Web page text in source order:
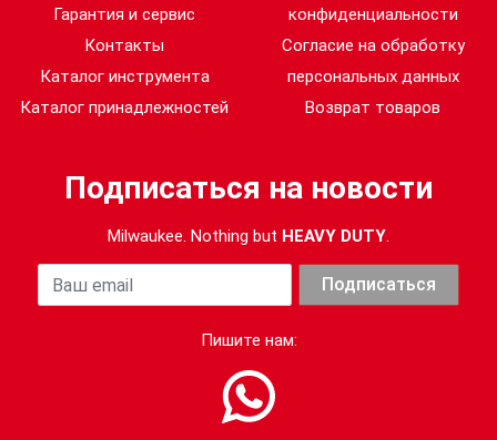
Гарантия и сервис
Контакты
Каталог инструмента
Каталог принадлежностей
конфиденциальности
Согласие на обработку
персональных данных
Возврат товаров
Подписаться на новости
Milwaukee. Nothing but HEAVY DUTY.
Ваша почта Подписаться
Пишите нам: